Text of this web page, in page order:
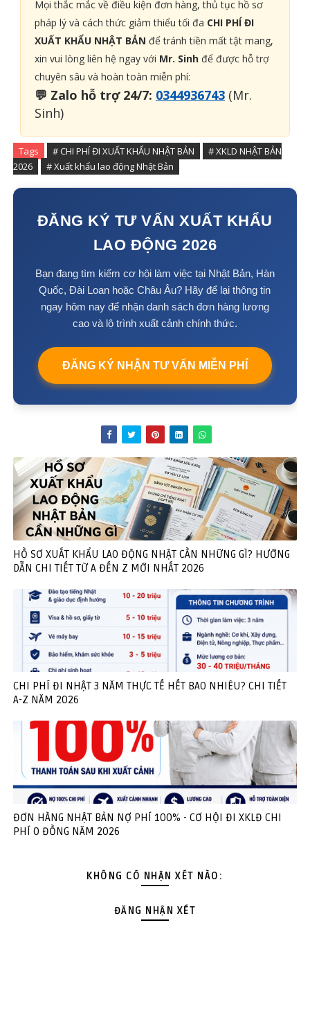
Mọi thắc mắc về điều kiện đơn hàng, thủ tục hồ sơ
pháp lý và cách thức giảm thiểu tối đa CHI PHÍ ĐI
XUẤT KHẨU NHẬT BẢN để tránh tiền mất tật mang,
xin vui lòng liên hệ ngay với Mr. Sinhđể được hỗ trợ
chuyên sâu và hoàn toàn miễn phí:
💬 Zalo hỗ trợ 24/7: 0344936743(Mr.
Sinh)
Tags # CHI PHÍ ĐI XUẤT KHẨU NHẬT BẢN
# XKLD NHẬT BẢN
2026
# Xuất khẩu lao động Nhật Bản
ĐĂNG KÝ TƯ VẤN XUẤT KHẨU
LAO ĐỘNG 2026
Bạn đang tìm kiếm cơ hội làm việc tại Nhật Bản, Hàn
Quốc, Đài Loan hoặc Châu Âu? Hãy để lại thông tin
ngay hôm nay để nhận danh sách đơn hàng lương
cao và lộ trình xuất cảnh chính thức.
ĐĂNG KÝ NHẬN TƯ VẤN MIỄN PHÍ
HỒ SƠ XUẤT KHẨU LAO ĐỘNG NHẬT CẦN NHỮNG GÌ? HƯỚNG
DẪN CHI TIẾT TỪ A ĐẾN Z MỚI NHẤT 2026
CHI PHÍ ĐI NHẬT 3 NĂM THỰC TẾ HẾT BAO NHIÊU? CHI TIẾT
A-Z NĂM 2026
ĐƠN HÀNG NHẬT BẢN NỢ PHÍ 100% - CƠ HỘI ĐI XKLĐ CHI
PHÍ 0 ĐỒNG NĂM 2026
KHÔNG CÓ NHẬN XÉT NÀO:
ĐĂNG NHẬN XÉT